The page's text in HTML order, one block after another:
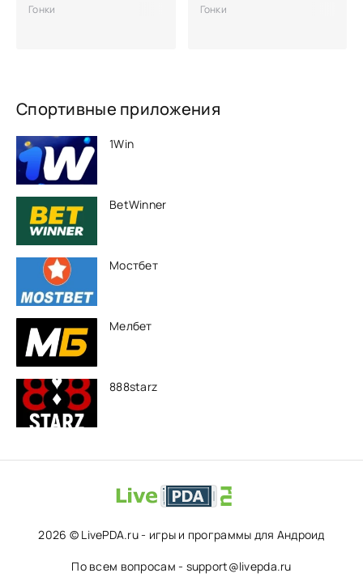
Гонки Гонки
Спортивные приложения
1Win
BetWinner
Мостбет
Мелбет
888starz
2026 © LivePDA.ru - игры и программы для Андроид
По всем вопросам - support@livepda.ru